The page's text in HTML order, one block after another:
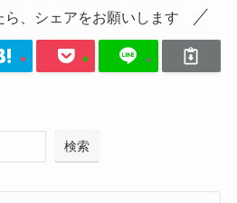
、シェアをお願いします
検索